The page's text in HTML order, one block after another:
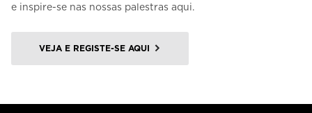
e inspire-se nas nossas palestras aqui.
VEJA E REGISTE-SE AQUI